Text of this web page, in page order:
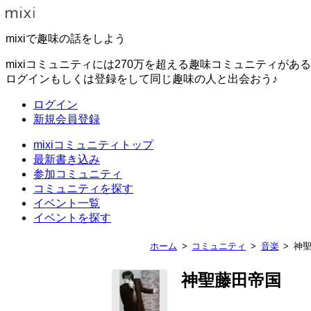
mixiで趣味の話をしよう
mixiコミュニティには270万を超える趣味コミュニティがある
ログインもしくは登録をして同じ趣味の人と出会おう♪
ログイン
新規会員登録
mixiコミュニティトップ
最新書き込み
参加コミュニティ
コミュニティを探す
イベント一覧
イベントを探す
ホーム コミュニティ 音楽 神
神聖藤田帝国